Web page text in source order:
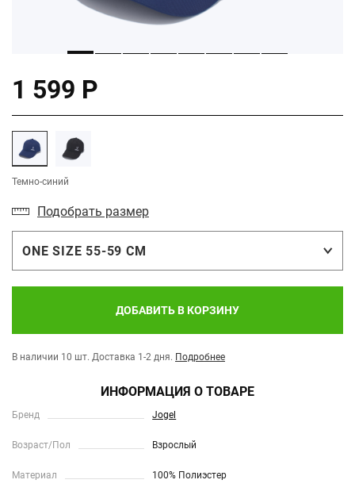
1 599 Р
Темно-синий
Подобрать размер
ONE SIZE 55-59 СМ
ДОБАВИТЬ В КОРЗИНУ
В наличии 10 шт. Доставка 1-2 дня. Подробнее
ИНФОРМАЦИЯ О ТОВАРЕ
Бренд Jogel
Возраст/Пол Взрослый
Материал 100% Полиэстер